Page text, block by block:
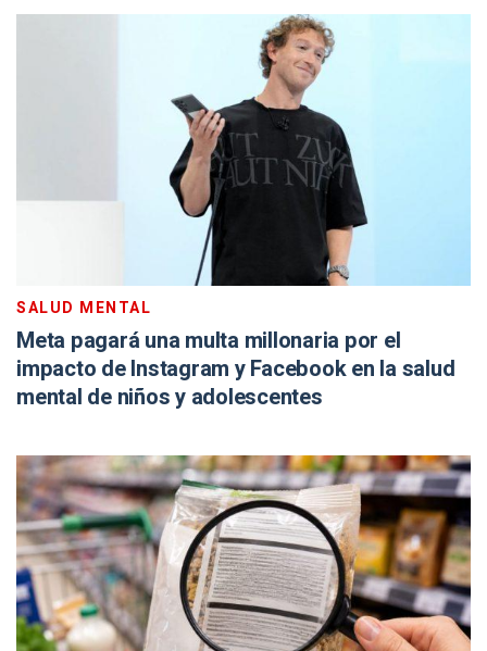
SALUD MENTAL
Meta pagará una multa millonaria por el
impacto de Instagram y Facebook en la salud
mental de niños y adolescentes